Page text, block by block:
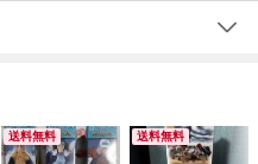
送料無料 送料無料